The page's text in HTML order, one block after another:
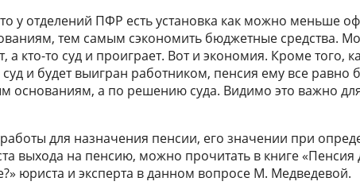
у отделений ПФР есть установка как можно меньше
тем самым сэкономить бюджетные средства.
а кто-то суд и проиграет. Вот и экономия. Кроме того,
и будет выигран работником, пенсия ему все равно
основаниям, а по решению суда. Видимо это важно
для назначения пенсии, его значении при
выхода на пенсию, можно прочитать в книге «Пенсия
юриста и эксперта в данном вопросе М. Медведевой.